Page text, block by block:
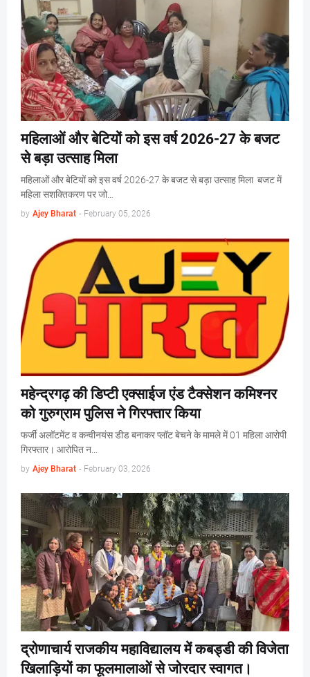
महिलाओं और बेटियों को इस वर्ष 2026-27 के बजट
से बड़ा उत्साह मिला
महिलाओं और बेटियों को इस वर्ष 2026-27 के बजट से बड़ा उत्साह मिला बजट में
महिला सशक्तिकरण पर जो…
by Ajey Bharat - February 05, 2026
महेन्द्रगढ़ की डिप्टी एक्साईज एंड टैक्सेशन कमिश्नर
को गुरुग्राम पुलिस ने गिरफ्तार किया
फर्जी अलॉटमेंट व कन्वीनयंस डीड बनाकर प्लॉट बेचने के मामले में 01 महिला आरोपी
गिरफ्तार। आरोपित न…
by Ajey Bharat - February 03, 2026
द्रोणाचार्य राजकीय महाविद्यालय में कबड्डी की विजेता
खिलाड़ियों का फूलमालाओं से जोरदार स्वागत।